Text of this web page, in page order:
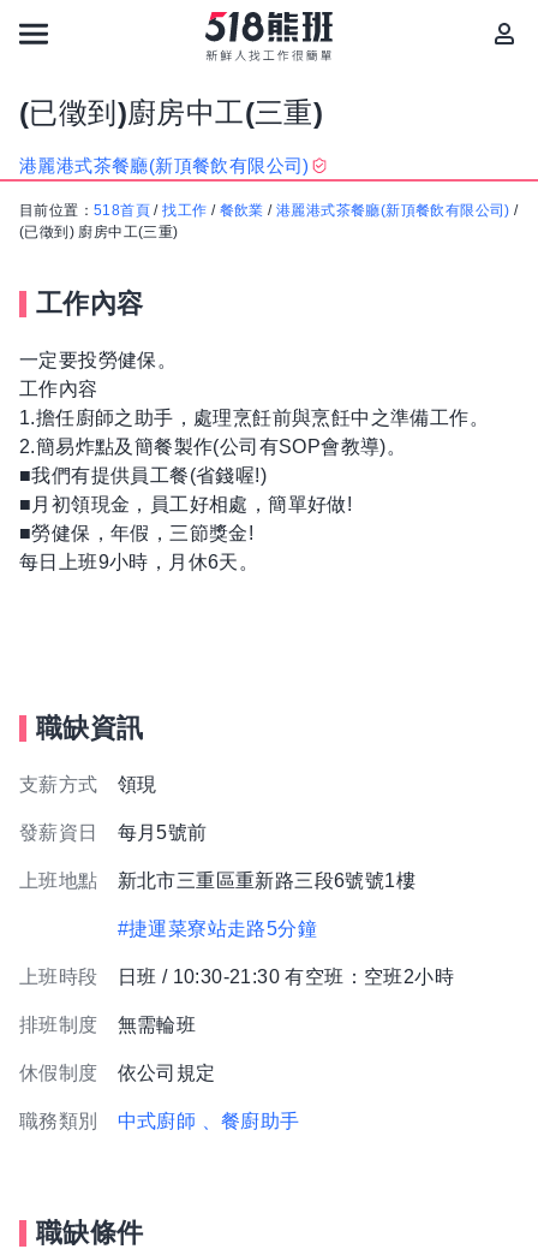
(已徵到)廚房中工(三重)
港麗港式茶餐廳(新頂餐飲有限公司)
目前位置： 518首頁 /找工作 / 餐飲業 /港麗港式茶餐廳(新頂餐飲有限公司) /
(已徵到) 廚房中工(三重)
工作內容
一定要投勞健保。
工作內容
1.擔任廚師之助手，處理烹飪前與烹飪中之準備工作。
2.簡易炸點及簡餐製作(公司有SOP會教導)。
■我們有提供員工餐(省錢喔!)
■月初領現金，員工好相處，簡單好做!
■勞健保，年假，三節獎金!
每日上班9小時，月休6天。
職缺資訊
支薪方式 領現
發薪資日 每月5號前
上班地點 新北市三重區重新路三段6號號1樓
#捷運菜寮站走路5分鐘
上班時段 日班 / 10:30-21:30 有空班：空班2小時
排班制度 無需輪班
休假制度 依公司規定
職務類別 中式廚師 、餐廚助手
職缺條件